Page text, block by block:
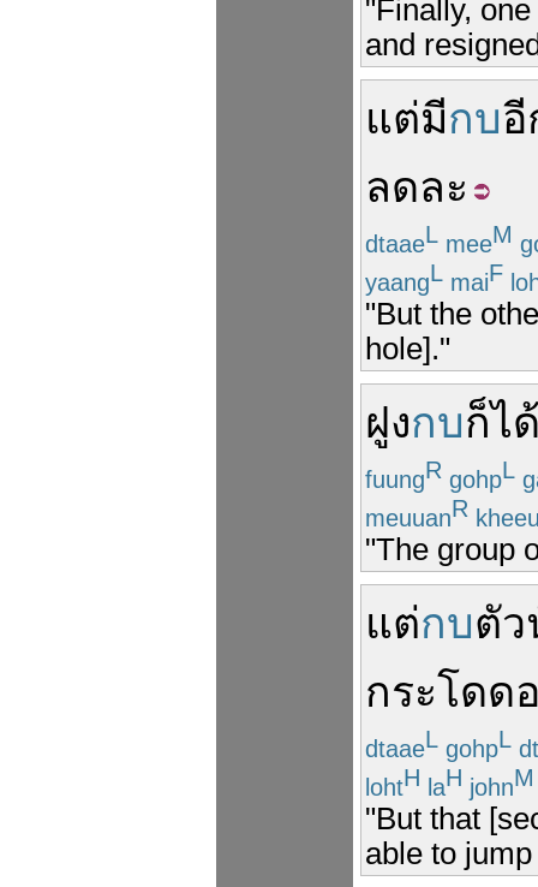
"Finally,
and
แต่มีกบอี
ลดละ
dtaaeL meeM
yaangL maiF
"But the
hole]."
ฝูงกบก็ไ
fuungR gohpL
meuuanR
"The group
แต่กบตัว
กระโดด
dtaaeL gohpL
lohtH laH johnM
"But that
able to